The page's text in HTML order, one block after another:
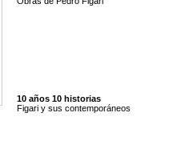
10 años 10 historias
Figari y sus contemporáneos